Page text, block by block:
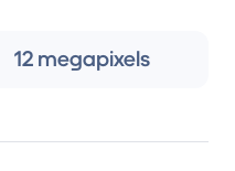
12 megapixels